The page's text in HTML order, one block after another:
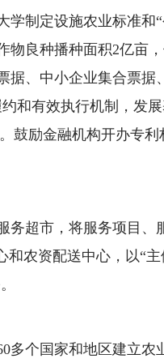
制定设施农业标准和
物良种播种面积2亿亩
据、中小企业集合票据
和有效执行机制，发
鼓励金融机构开办专
超市，将服务项目、
农资配送中心，以“主
多个国家和地区建立农